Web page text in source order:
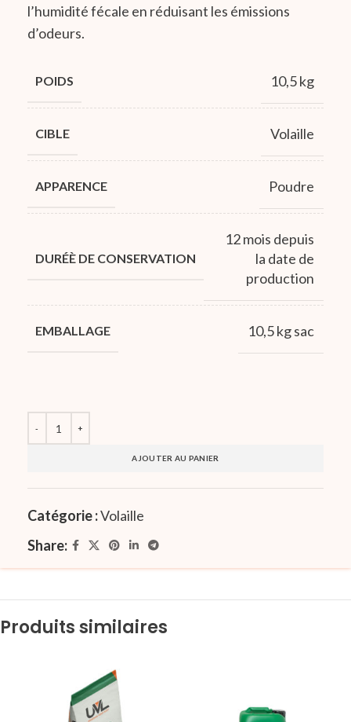
l’humidité fécale en réduisant les émissions
d’odeurs.
POIDS 10,5 kg
CIBLE Volaille
APPARENCE Poudre
DURÉÈ DE CONSERVATION
12 mois depuis
la date de
production
EMBALLAGE 10,5 kg sac
AJOUTER AU PANIER
Catégorie :Volaille
Share:
Produits similaires